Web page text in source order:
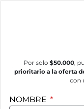
Por solo $50.000,
prioritario a la oferta
con
NOMBRE